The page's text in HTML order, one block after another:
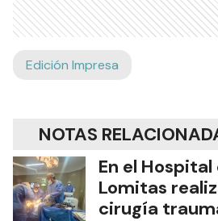
Edición Impresa
NOTAS
En el
Lomitas
cirugía